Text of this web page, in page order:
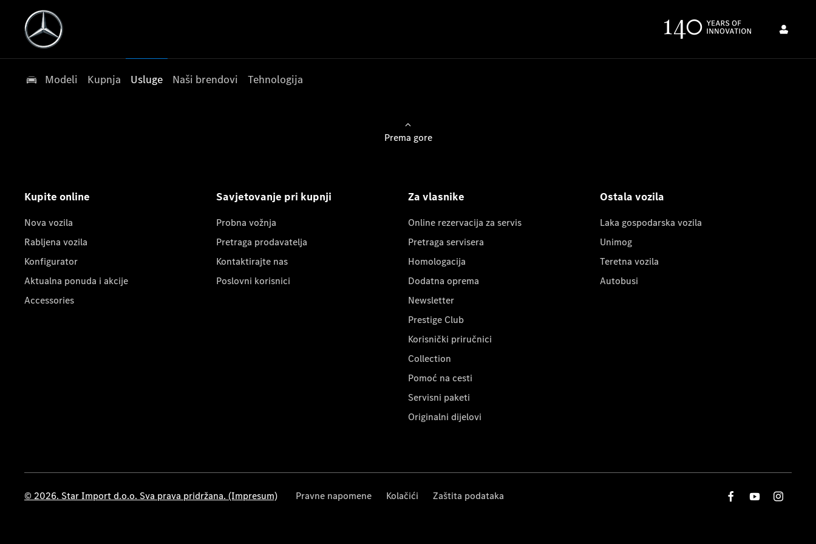
Modeli Kupnja Usluge Naši brendovi Tehnologija
Prema gore
Kupite online
Nova vozila
Rabljena vozila
Konfigurator
Aktualna ponuda i akcije
Accessories
Savjetovanje pri kupnji
Probna vožnja
Pretraga prodavatelja
Kontaktirajte nas
Poslovni korisnici
Za vlasnike
Online rezervacija za servis
Pretraga servisera
Homologacija
Dodatna oprema
Newsletter
Prestige Club
Korisnički priručnici
Collection
Pomoć na cesti
Servisni paketi
Originalni dijelovi
Ostala vozila
Laka gospodarska vozila
Unimog
Teretna vozila
Autobusi
© 2026. Star Import d.o.o. Sva prava pridržana. (Impresum) Pravne napomene Kolačići Zaštita podataka